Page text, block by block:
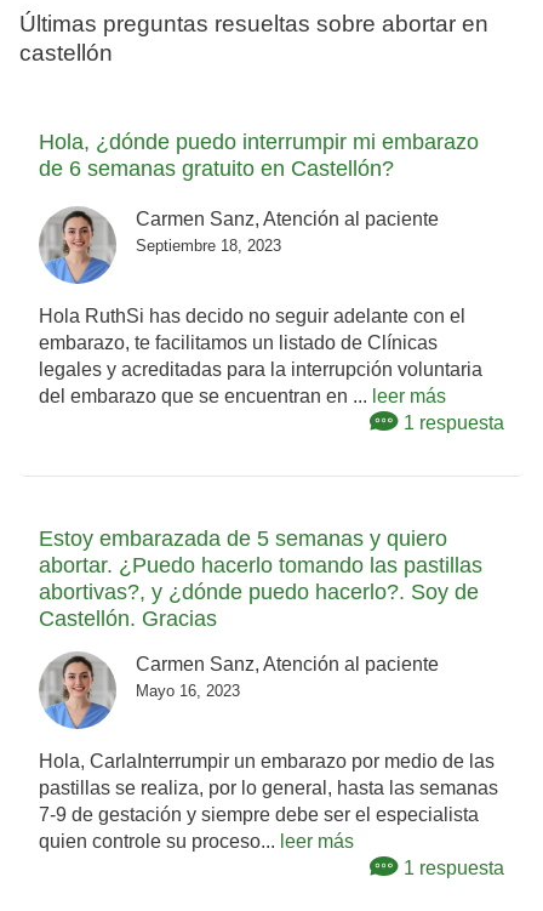
Últimas preguntas resueltas sobre abortar en
castellón
Hola, ¿dónde puedo interrumpir mi embarazo
de 6 semanas gratuito en Castellón?
Carmen Sanz, Atención al paciente
Septiembre 18, 2023
Hola RuthSi has decido no seguir adelante con el
embarazo, te facilitamos un listado de Clínicas
legales y acreditadas para la interrupción voluntaria
del embarazo que se encuentran en ... leer más
1 respuesta
Estoy embarazada de 5 semanas y quiero
abortar. ¿Puedo hacerlo tomando las pastillas
abortivas?, y ¿dónde puedo hacerlo?. Soy de
Castellón. Gracias
Carmen Sanz, Atención al paciente
Mayo 16, 2023
Hola, CarlaInterrumpir un embarazo por medio de las
pastillas se realiza, por lo general, hasta las semanas
7-9 de gestación y siempre debe ser el especialista
quien controle su proceso... leer más
1 respuesta